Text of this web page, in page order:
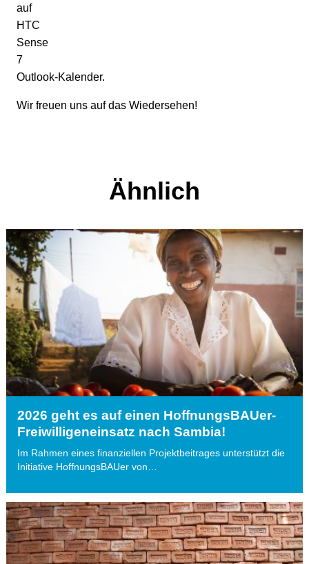
Outlook-Kalender.
Wir freuen uns auf das Wiedersehen!
Ähnlich
2026 geht es auf einen HoffnungsBAUer-
Freiwilligeneinsatz nach Sambia!
Im Rahmen eines finanziellen Projektbeitrages unterstützt die
Initiative HoffnungsBAUer von…